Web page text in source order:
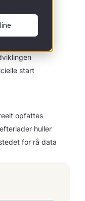
start
opfattes
huller
for rå data